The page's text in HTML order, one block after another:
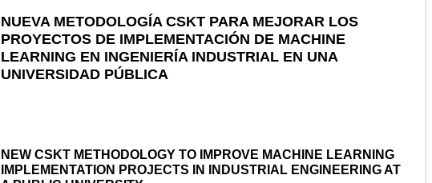
NUEVA METODOLOGÍA CSKT PARA MEJORAR LOS
PROYECTOS DE IMPLEMENTACIÓN DE MACHINE
LEARNING EN INGENIERÍA INDUSTRIAL EN UNA
UNIVERSIDAD PÚBLICA
NEW CSKT METHODOLOGY TO IMPROVE MACHINE LEARNING
IMPLEMENTATION PROJECTS IN INDUSTRIAL ENGINEERING AT